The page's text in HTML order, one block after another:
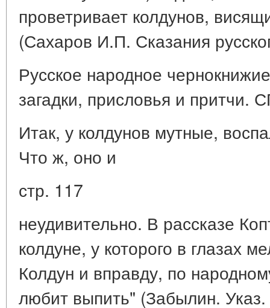
проветривает колдунов,
(Сахаров И.П. Сказания
Русское народное
загадки, присловья и притчи.
Итак, у колдунов мутные,
Что ж, оно и
стр. 117
неудивительно. В рассказе
колдуне, у которого в глазах
Колдун и вправду, по
любит выпить" (Забылин. Указ.